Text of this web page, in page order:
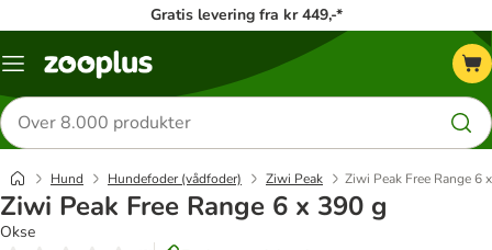
Gratis levering fra kr 449,-*
Menu
Søg
efter
produkter
Hund Hundefoder (vådfoder) Ziwi Peak Ziwi Peak Free Range 6
Ziwi Peak Free Range 6 x 390 g
Okse